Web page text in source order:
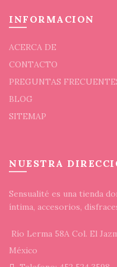
INFORMACION
ACERCA DE
CONTACTO
PREGUNTAS
BLOG
SITEMAP
NUESTRA
Sensualité es una tienda
íntima, accesorios,
Río Lerma 58A Col. El
México